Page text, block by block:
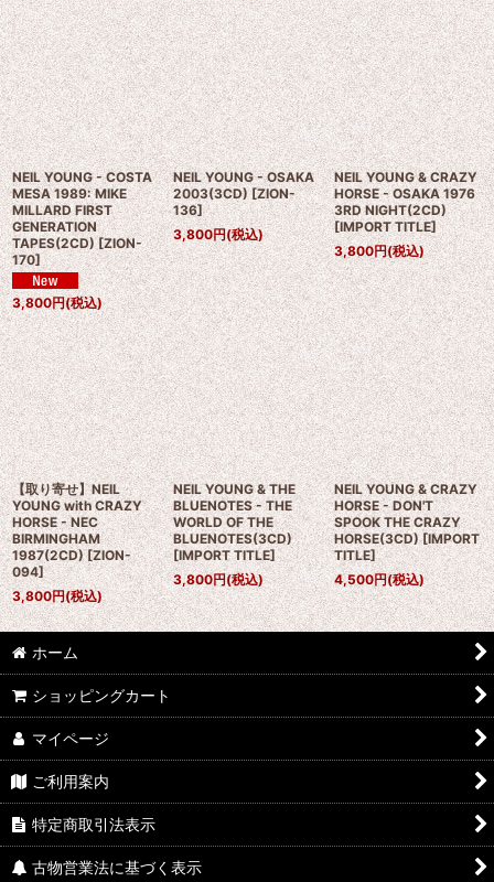
NEIL YOUNG - COSTA
MESA 1989: MIKE
MILLARD FIRST
GENERATION
TAPES(2CD) [ZION-
170]
3,800円(税込)
NEIL YOUNG - OSAKA
2003(3CD) [ZION-
136]
3,800円(税込)
NEIL YOUNG & CRAZY
HORSE - OSAKA 1976
3RD NIGHT(2CD)
[IMPORT TITLE]
3,800円(税込)
【取り寄せ】NEIL
YOUNG with CRAZY
HORSE - NEC
BIRMINGHAM
1987(2CD) [ZION-
094]
3,800円(税込)
NEIL YOUNG & THE
BLUENOTES - THE
WORLD OF THE
BLUENOTES(3CD)
[IMPORT TITLE]
3,800円(税込)
NEIL YOUNG & CRAZY
HORSE - DON'T
SPOOK THE CRAZY
HORSE(3CD) [IMPORT
TITLE]
4,500円(税込)
ホーム
ショッピングカート
マイページ
ご利用案内
特定商取引法表示
古物営業法に基づく表示